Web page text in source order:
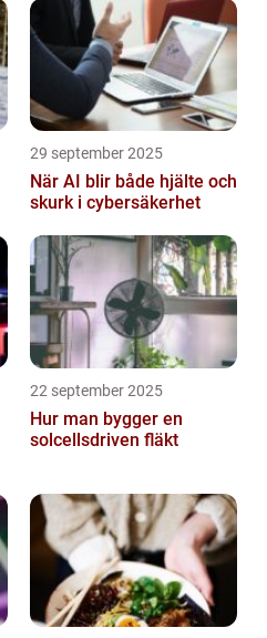
29 september 2025
När AI blir både hjälte och
skurk i cybersäkerhet
22 september 2025
Hur man bygger en
solcellsdriven fläkt